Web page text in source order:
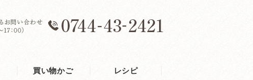
買い物かご レシピ